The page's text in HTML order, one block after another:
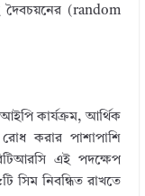
দৈবচয়নের (random
কার্যক্রম, আর্থিক
করার পাশাপাশি
এই পদক্ষেপ
সিম নিবন্ধিত রাখতে